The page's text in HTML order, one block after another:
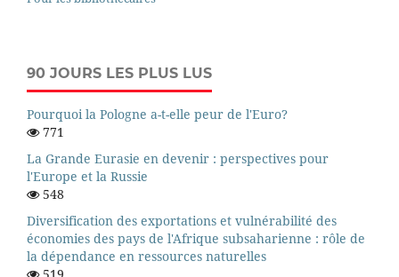
90 JOURS LES PLUS LUS
Pourquoi la Pologne a-t-elle peur de l'Euro?
771
La Grande Eurasie en devenir : perspectives pour
l'Europe et la Russie
548
Diversification des exportations et vulnérabilité des
économies des pays de l'Afrique subsaharienne : rôle de
la dépendance en ressources naturelles
519